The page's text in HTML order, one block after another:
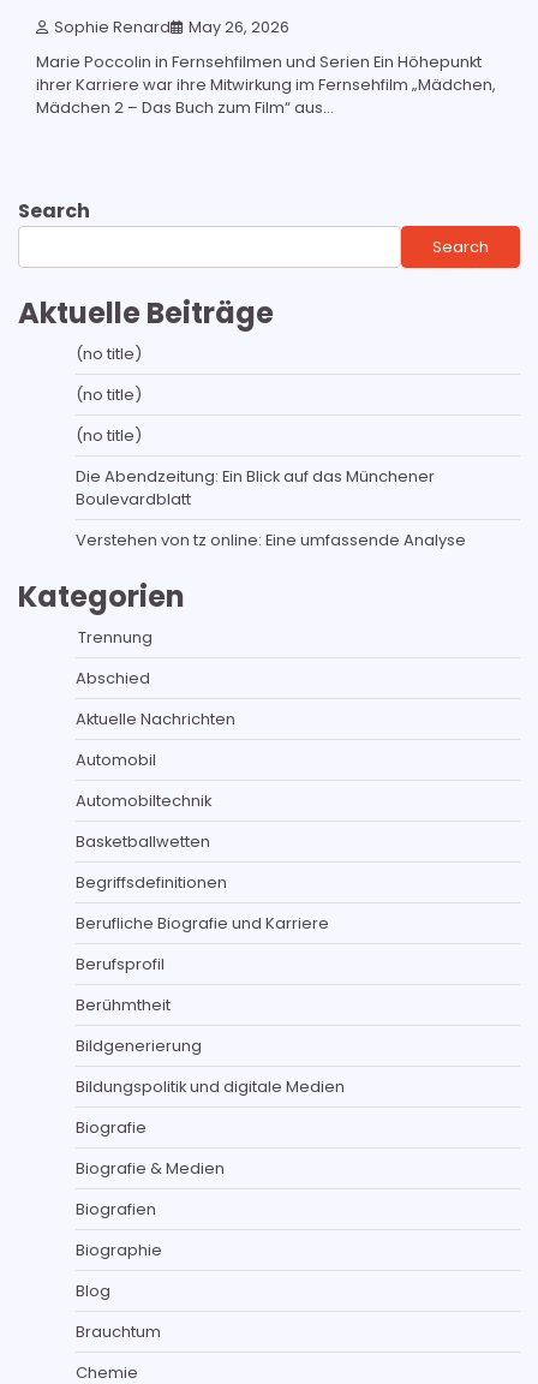
Sophie Renard May 26, 2026
Marie Poccolin in Fernsehfilmen und Serien Ein Höhepunkt
ihrer Karriere war ihre Mitwirkung im Fernsehfilm „Mädchen,
Mädchen 2 – Das Buch zum Film“ aus...
Search
Search
Aktuelle Beiträge
(no title)
(no title)
(no title)
Die Abendzeitung: Ein Blick auf das Münchener
Boulevardblatt
Verstehen von tz online: Eine umfassende Analyse
Kategorien
Trennung
Abschied
Aktuelle Nachrichten
Automobil
Automobiltechnik
Basketballwetten
Begriffsdefinitionen
Berufliche Biografie und Karriere
Berufsprofil
Berühmtheit
Bildgenerierung
Bildungspolitik und digitale Medien
Biografie
Biografie & Medien
Biografien
Biographie
Blog
Brauchtum
Chemie